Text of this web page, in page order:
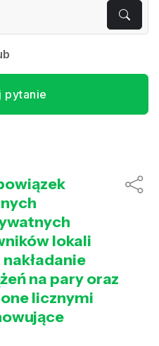
pytanie
lokali
na pary oraz
licznymi